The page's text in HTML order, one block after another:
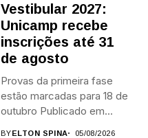
Vestibular 2027:
Unicamp recebe
inscrições até 31
de agosto
Provas da primeira fase
estão marcadas para 18 de
outubro Publicado em...
BYELTON SPINA 05/08/2026